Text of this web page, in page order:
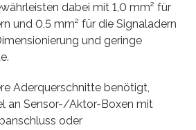
dabei mit 1,0 mm² für
und 0,5 mm² für die Signaladern
und geringe
Aderquerschnitte benötigt,
an Sensor-/Aktor-Boxen mit
oder